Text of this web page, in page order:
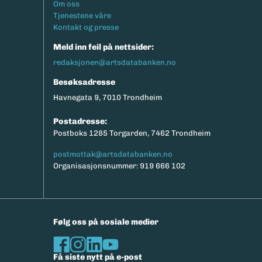
eksport av relevante parametere.
Footermeny
Om oss
Tjenestene våre
Kontakt og presse
Meld inn feil på nettsider:
redaksjonen@artsdatabanken.no
Besøksadresse
Havnegata 9, 7010 Trondheim
Postadresse:
Postboks 1285 Torgarden, 7462 Trondheim
postmottak@artsdatabanken.no
Organisasjonsnummer: 919 666 102
Følg oss på sosiale medier
Få siste nytt på e-post